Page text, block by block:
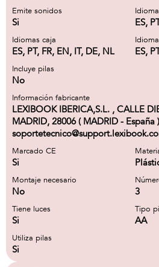
Emite sonidos
Si ES,
Idiomas caja
ES, PT, FR, EN, IT, DE, NL ES,
Incluye pilas
No
Información fabricante
LEXIBOOK IBERICA,S.L. , CALLE
MADRID, 28006 ( MADRID - España )
Marcado CE
Si
Montaje necesario
No 3
Tiene luces
Si
Tipo
AA
Utiliza pilas
Si